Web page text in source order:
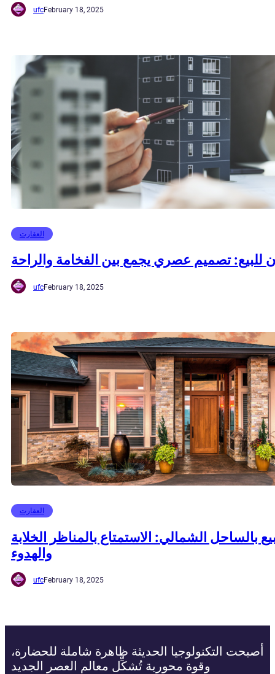
ufcFebruary 18, 2025
العقارت
للبيع: تصميم عصري يجمع بين الفخامة والراحة
ufcFebruary 18, 2025
العقارت
بالساحل الشمالي: الاستمتاع بالمناظر الخلابة
والهدوء
ufcFebruary 18, 2025
أصبحت التكنولوجيا الحديثة ظاهرة شاملة للحضارة،
وقوة محورية تُشكِّل معالم العصر الجديد